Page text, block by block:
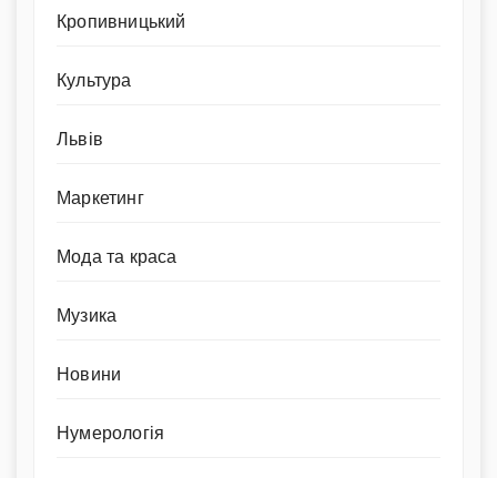
Кропивницький
Культура
Львів
Маркетинг
Мода та краса
Музика
Новини
Нумерологія